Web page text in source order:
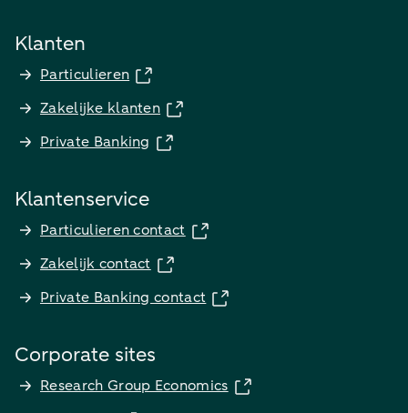
Klanten
Particulieren
Zakelijke klanten
Private Banking
Klantenservice
Particulieren contact
Zakelijk contact
Private Banking contact
Corporate sites
Research Group Economics